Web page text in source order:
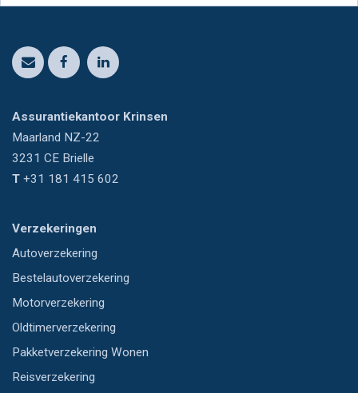
Assurantiekantoor Krinsen
Maarland NZ-22
3231 CE Brielle
T +31 181 415 602
Verzekeringen
Autoverzekering
Bestelautoverzekering
Motorverzekering
Oldtimerverzekering
Pakketverzekering Wonen
Reisverzekering